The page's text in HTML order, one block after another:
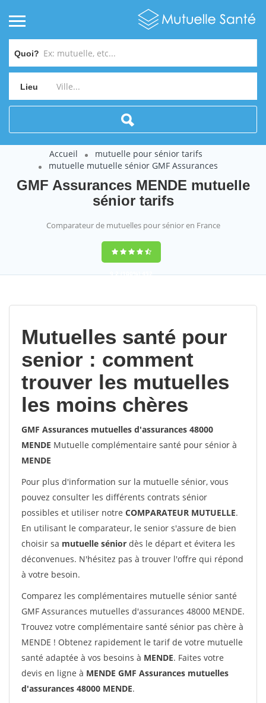
Quoi?
Lieu
Accueil
mutuelle pour sénior tarifs
mutuelle mutuelle sénior GMF Assurances
GMF Assurances MENDE mutuelle
sénior tarifs
Comparateur de mutuelles pour sénior en France
9,2(100%)452
Mutuelles santé pour
senior : comment
trouver les mutuelles
les moins chères
GMF Assurances mutuelles d'assurances 48000
MENDE Mutuelle complémentaire santé pour sénior à
MENDE
Pour plus d'information sur la mutuelle sénior, vous
pouvez consulter les différents contrats sénior
possibles et utiliser notre COMPARATEUR MUTUELLE.
En utilisant le comparateur, le senior s'assure de bien
choisir sa mutuelle sénior dès le départ et évitera les
déconvenues. N'hésitez pas à trouver l'offre qui répond
à votre besoin.
Comparez les complémentaires mutuelle sénior santé
GMF Assurances mutuelles d'assurances 48000 MENDE.
Trouvez votre complémentaire santé sénior pas chère à
MENDE ! Obtenez rapidement le tarif de votre mutuelle
santé adaptée à vos besoins à MENDE. Faites votre
devis en ligne à MENDE GMF Assurances mutuelles
d'assurances 48000 MENDE.